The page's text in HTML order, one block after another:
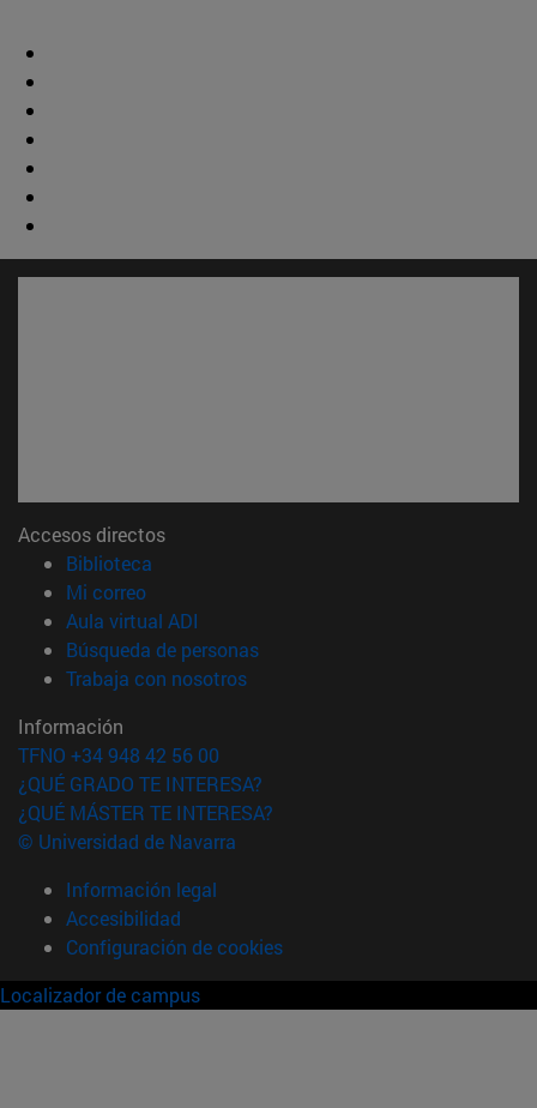
Accesos directos
Biblioteca
Mi correo(abre en nueva ventana)
Aula virtual ADI
Búsqueda de personas(abre en nueva ventana)
Trabaja con nosotros(abre en nueva ventana)
Información
TFNO +34 948 42 56 00
¿QUÉ GRADO TE INTERESA?
¿QUÉ MÁSTER TE INTERESA?
© Universidad de Navarra
Información legal
Accesibilidad
Configuración de cookies
Localizador de campus